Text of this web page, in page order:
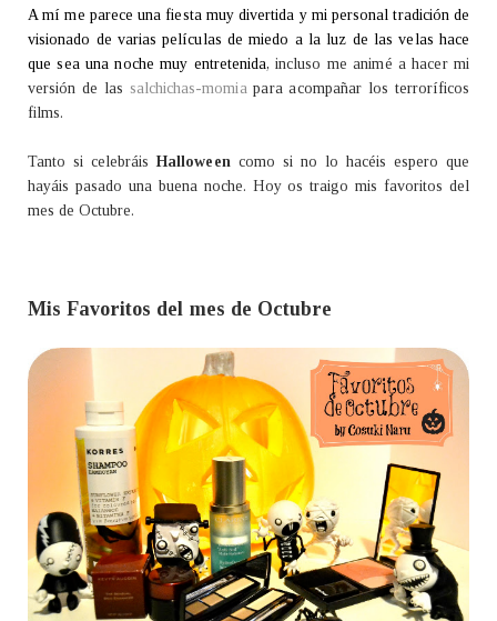
A mí me parece una fiesta muy divertida y mi personal tradición de
visionado de varias películas de miedo a la luz de las velas hace
que sea una noche muy entretenida,incluso me animé a hacer mi
versión de las salchichas-momia para acompañar los terroríficos
films.
Tanto si celebráisHalloween como si no lo hacéis espero que
hayáis pasado una buena noche. Hoy os traigo mis favoritos del
mes de Octubre.
Mis Favoritos del mes de Octubre